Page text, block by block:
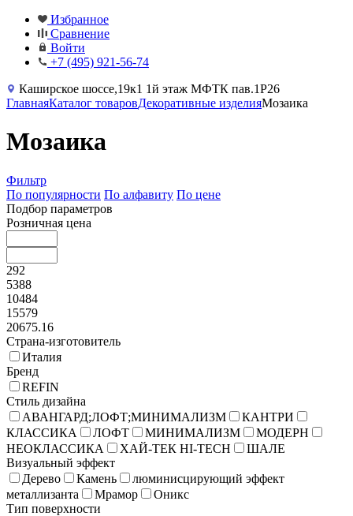
Избранное
Сравнение
Войти
+7 (495) 921-56-74
Каширское шоссе,19к1 1й этаж МФТК пав.1Р26
ГлавнаяКаталог товаровДекоративные изделияМозаика
Мозаика
Фильтр
По популярности По алфавиту По цене
Подбор параметров
Розничная цена
292
5388
10484
15579
20675.16
Страна-изготовитель
Италия
Бренд
REFIN
Стиль дизайна
АВАНГАРД;ЛОФТ;МИНИМАЛИЗМ
КАНТРИ
КЛАССИКА
ЛОФТ МИНИМАЛИЗМ
МОДЕРН
НЕОКЛАССИКА
ХАЙ-ТЕК HI-TECH
ШАЛЕ
Визуальный эффект
Дерево
Камень
люминисцирующий эффект
металлизанта
Мрамор
Оникс
Тип поверхности